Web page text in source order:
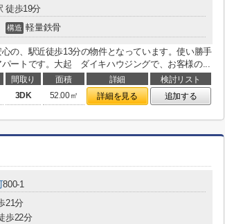
徒歩19分
構造 軽量鉄骨
の、駅近徒歩13分の物件となっています。使い勝手
ートです。大起 ダイキハウジングで、お客様の...
間取り 面積 詳細
検討リスト
3DK 52.00㎡ 詳細を見る 追加する
800-1
21分
歩22分